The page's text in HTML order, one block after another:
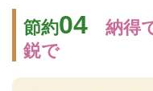
節約04
納得
鋭で